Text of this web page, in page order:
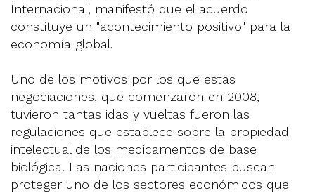
Internacional, manifestó que el acuerdo
constituye un "acontecimiento positivo" para la
economía global.
Uno de los motivos por los que estas
negociaciones, que comenzaron en 2008,
tuvieron tantas idas y vueltas fueron las
regulaciones que establece sobre la propiedad
intelectual de los medicamentos de base
biológica. Las naciones participantes buscan
proteger uno de los sectores económicos que